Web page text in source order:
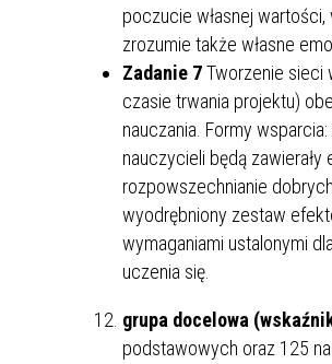
poczucie własnej
zrozumie także własne
Zadanie 7Tworzenie sieci
czasie trwania projektu)
nauczania. Formy
nauczycieli będą
rozpowszechnianie
wyodrębniony zestaw
wymaganiami ustalonymi
uczenia się.
grupa docelowa
podstawowych oraz 125